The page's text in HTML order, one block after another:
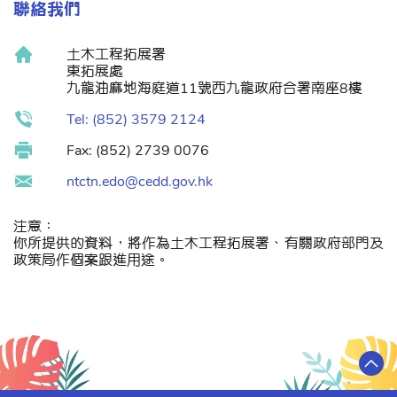
聯絡我們
土木工程拓展署
東拓展處
九龍油麻地海庭道11號西九龍政府合署南座8樓
Tel: (852) 3579 2124
Fax: (852) 2739 0076
ntctn.edo@cedd.gov.hk
注意：
你所提供的資料，將作為土木工程拓展署、有關政府部門及
政策局作個案跟進用途。